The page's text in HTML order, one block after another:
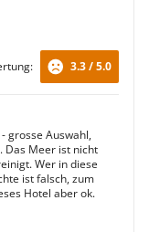
3.3 / 5.0
grosse Auswahl,
Das Meer ist nicht
Wer in diese
ist falsch, zum
Hotel aber ok.